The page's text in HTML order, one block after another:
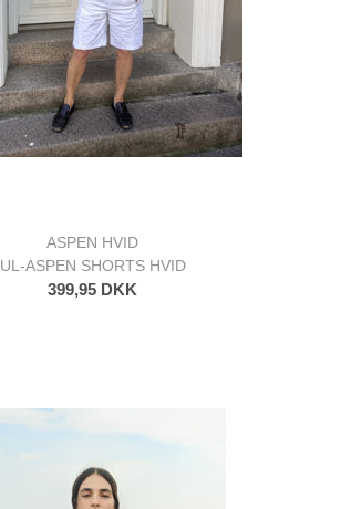
ASPEN HVID
UL-ASPEN SHORTS HVID
399,95 DKK